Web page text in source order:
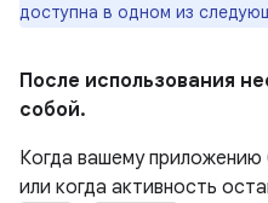
доступна в одном из
После использования
собой.
Когда вашему
или когда активность